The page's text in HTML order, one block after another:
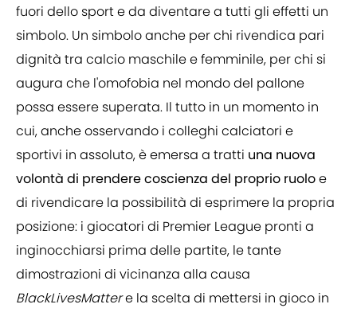
fuori dello sport e da diventare a tutti gli effetti un
simbolo. Un simbolo anche per chi rivendica pari
dignità tra calcio maschile e femminile, per chi si
augura che l'omofobia nel mondo del pallone
possa essere superata. Il tutto in un momento in
cui, anche osservando i colleghi calciatori e
sportivi in assoluto, è emersa a tratti una nuova
volontà di prendere coscienza del proprio ruoloe
di rivendicare la possibilità di esprimere la propria
posizione: i giocatori di Premier League pronti a
inginocchiarsi prima delle partite, le tante
dimostrazioni di vicinanza alla causa
BlackLivesMattere la scelta di mettersi in gioco in